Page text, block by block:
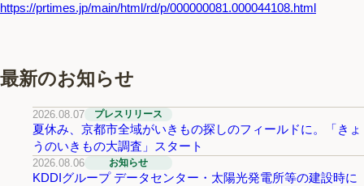
https://prtimes.jp/main/html/rd/p/000000081.000044108.html
最新のお知らせ
2026.08.07 プレスリリース
夏休み、京都市全域がいきもの探しのフィールドに。「きょ
うのいきもの大調査」スタート
2026.08.06 お知らせ
KDDIグループ データセンター・太陽光発電所等の建設時に